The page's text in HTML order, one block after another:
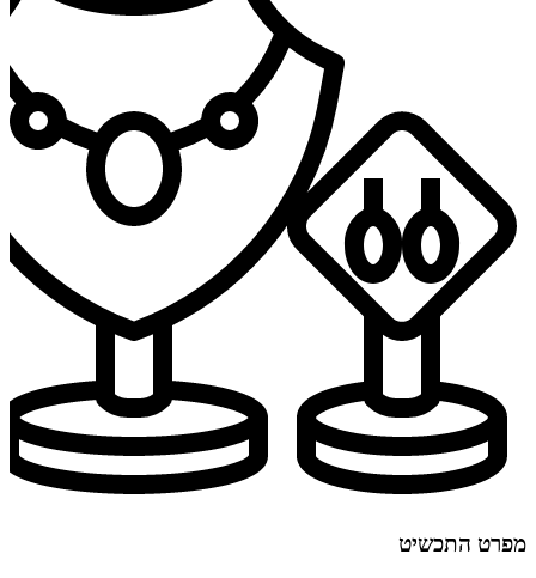
מפרט התכשיט